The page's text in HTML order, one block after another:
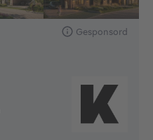
Gesponsord